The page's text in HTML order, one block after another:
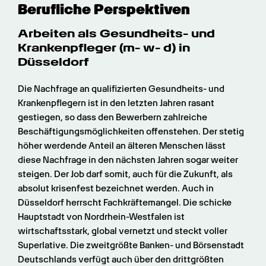
Berufliche Perspektiven
Arbeiten als Gesundheits- und
Krankenpfleger (m- w- d) in
Düsseldorf
Die Nachfrage an qualifizierten Gesundheits- und
Krankenpflegern ist in den letzten Jahren rasant
gestiegen, so dass den Bewerbern zahlreiche
Beschäftigungsmöglichkeiten offenstehen. Der stetig
höher werdende Anteil an älteren Menschen lässt
diese Nachfrage in den nächsten Jahren sogar weiter
steigen. Der Job darf somit, auch für die Zukunft, als
absolut krisenfest bezeichnet werden. Auch in
Düsseldorf herrscht Fachkräftemangel. Die schicke
Hauptstadt von Nordrhein-Westfalen ist
wirtschaftsstark, global vernetzt und steckt voller
Superlative. Die zweitgrößte Banken- und Börsenstadt
Deutschlands verfügt auch über den drittgrößten